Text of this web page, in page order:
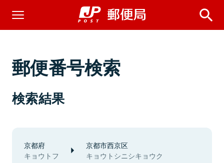
郵便番号検索
検索結果
京都府
キョウトフ
京都市西京区
キョウトシニシキョウク